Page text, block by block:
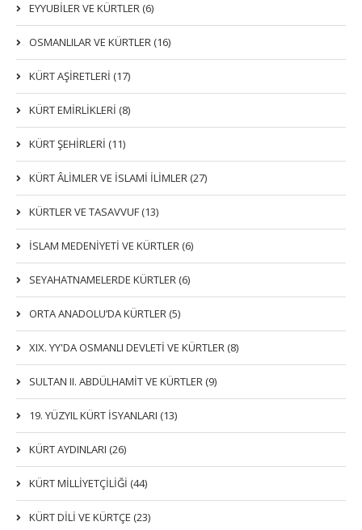
EYYUBİLER VE KÜRTLER (6)
OSMANLILAR VE KÜRTLER (16)
KÜRT AŞİRETLERİ (17)
KÜRT EMİRLİKLERİ (8)
KÜRT ŞEHİRLERİ (11)
KÜRT ÂLİMLER VE İSLAMİ İLİMLER (27)
KÜRTLER VE TASAVVUF (13)
İSLAM MEDENİYETİ VE KÜRTLER (6)
SEYAHATNAMELERDE KÜRTLER (6)
ORTA ANADOLU’DA KÜRTLER (5)
XIX. YY'DA OSMANLI DEVLETI VE KÜRTLER (8)
SULTAN II. ABDÜLHAMİT VE KÜRTLER (9)
19. YÜZYIL KÜRT İSYANLARI (13)
KÜRT AYDINLARI (26)
KÜRT MİLLİYETÇİLİĞİ (44)
KÜRT DİLİ VE KÜRTÇE (23)